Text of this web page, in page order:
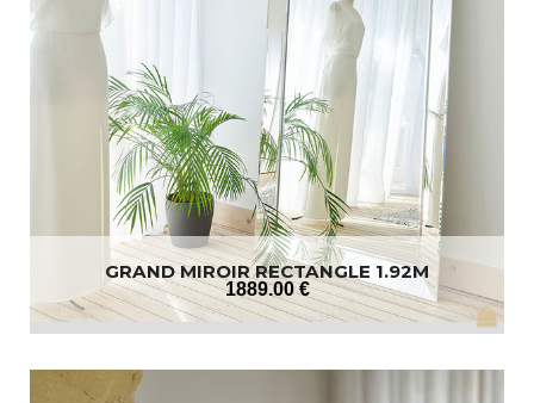
GRAND MIROIR RECTANGLE 1.92M
1889.00 €